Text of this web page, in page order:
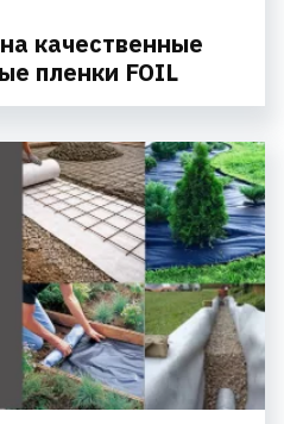
качественные
пленки FOIL